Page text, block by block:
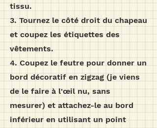
tissu.
3. Tournez le côté droit du chapeau
et coupez les étiquettes des
vêtements.
4. Coupez le feutre pour donner un
bord décoratif en zigzag (je viens
de le faire à l'œil nu, sans
mesurer) et attachez-le au bord
inférieur en utilisant un point